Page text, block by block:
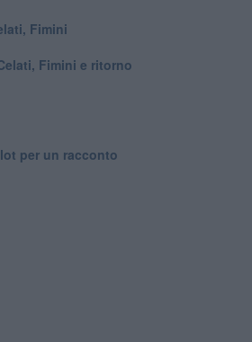
Fimini
Fimini e ritorno
per un racconto